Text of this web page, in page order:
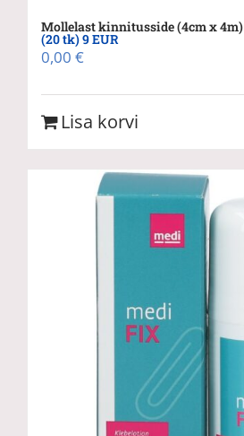
Mollelast kinnitusside (4cm x 4m)
(20 tk) 9 EUR
0,00 €
Lisa korvi